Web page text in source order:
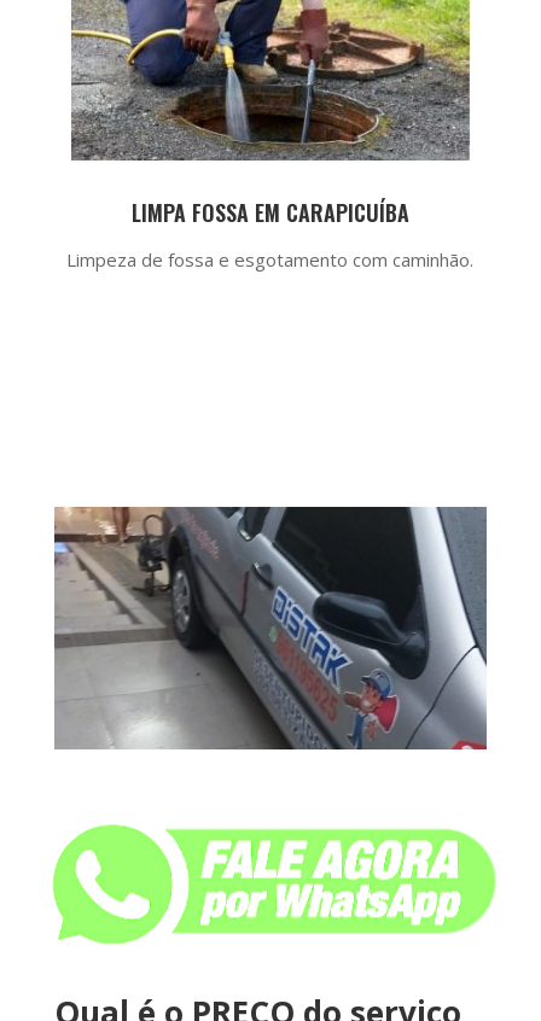
LIMPA FOSSA EM CARAPICUÍBA
Limpeza de fossa e esgotamento com caminhão.